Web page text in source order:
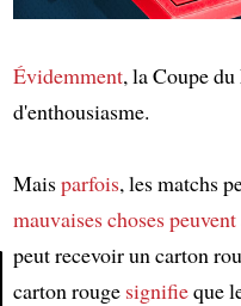
Évidemment, la Coupe
d'enthousiasme.
Maisparfois, les matchs
mauvaises choses
peut recevoir un carton
carton rouge signifieque